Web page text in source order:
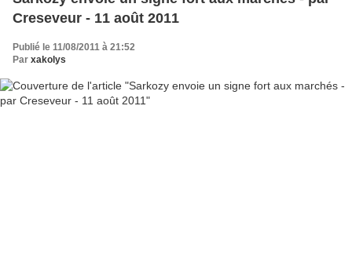
Creseveur - 11 août 2011
Publié le 11/08/2011 à 21:52
Par xakolys